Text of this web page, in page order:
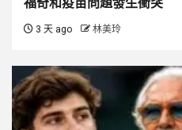
3 天 ago 林美玲